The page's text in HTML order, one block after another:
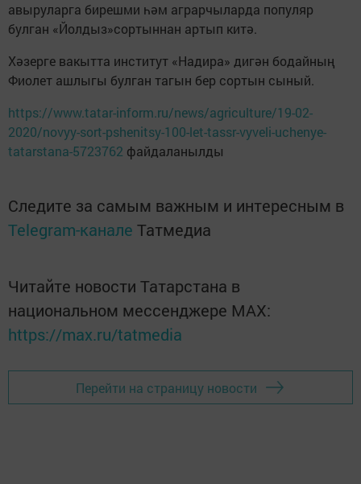
авыруларга бирешми һәм аграрчыларда популяр
булган «Йолдыз»сортыннан артып китә.
Хәзерге вакытта институт «Надира» дигән бодайның
Фиолет ашлыгы булган тагын бер сортын сыный.
https://www.tatar-inform.ru/news/agriculture/19-02-
2020/novyy-sort-pshenitsy-100-let-tassr-vyveli-uchenye-
tatarstana-5723762 файдаланылды
Следите за самым важным и интересным в
Telegram-канале Татмедиа
Читайте новости Татарстана в
национальном мессенджере MАХ:
https://max.ru/tatmedia
Перейти на страницу новости